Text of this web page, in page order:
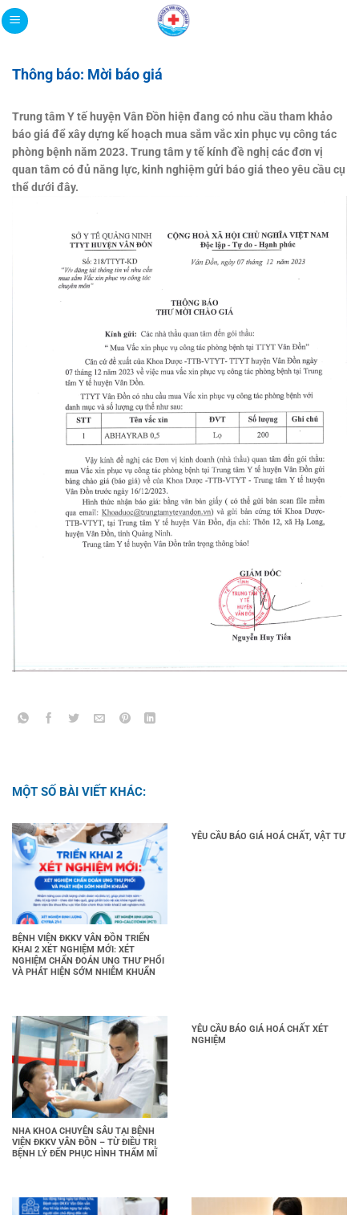
Bỏ
qua
dung
Thông báo: Mời báo giá
Trung tâm Y tế huyện Vân Đồn hiện đang có nhu cầu tham khảo
báo giá để xây dựng kế hoạch mua sắm vắc xin phục vụ công tác
phòng bệnh năm 2023. Trung tâm y tế kính đề nghị các đơn vị
quan tâm có đủ năng lực, kinh nghiệm gửi báo giá theo yêu cầu cụ
thể dưới đây.
MỘT SỐ BÀI VIẾT KHÁC:
BỆNH VIỆN ĐKKV VÂN ĐỒN TRIỂN
KHAI 2 XÉT NGHIỆM MỚI: XÉT
NGHIỆM CHẨN ĐOÁN UNG THƯ PHỔI
VÀ PHÁT HIỆN SỚM NHIỄM KHUẨN
YÊU CẦU BÁO GIÁ HOÁ CHẤT, VẬT TƯ
NHA KHOA CHUYÊN SÂU TẠI BỆNH
VIỆN ĐKKV VÂN ĐỒN – TỪ ĐIỀU TRỊ
BỆNH LÝ ĐẾN PHỤC HÌNH THẨM MĨ
YÊU CẦU BÁO GIÁ HOÁ CHẤT XÉT
NGHIỆM